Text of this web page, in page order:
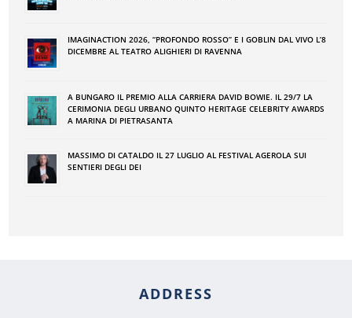
IMAGINACTION 2026, “PROFONDO ROSSO” E I GOBLIN DAL VIVO L’8
DICEMBRE AL TEATRO ALIGHIERI DI RAVENNA
A BUNGARO IL PREMIO ALLA CARRIERA DAVID BOWIE. IL 29/7 LA
CERIMONIA DEGLI URBANO QUINTO HERITAGE CELEBRITY AWARDS
A MARINA DI PIETRASANTA
MASSIMO DI CATALDO IL 27 LUGLIO AL FESTIVAL AGEROLA SUI
SENTIERI DEGLI DEI
ADDRESS